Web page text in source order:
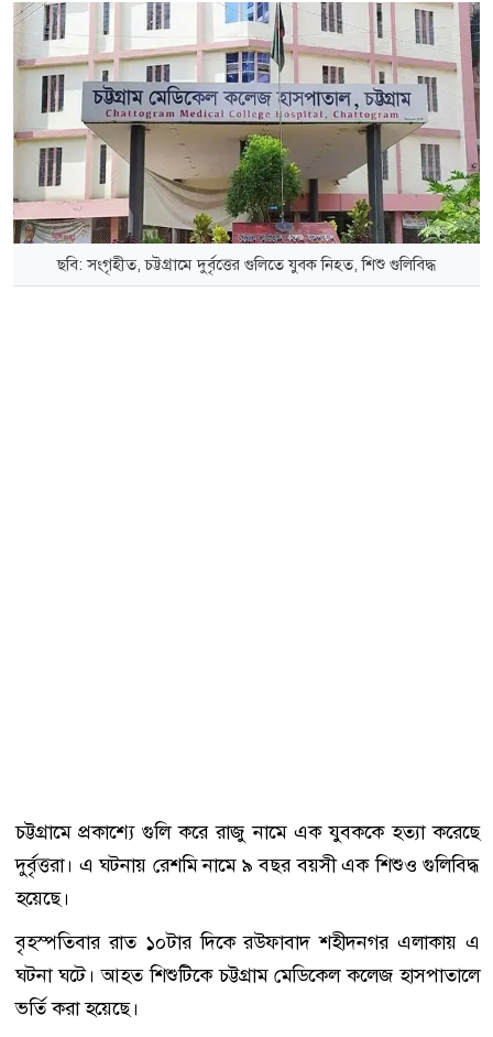
ছবি: সংগৃহীত, চট্টগ্রামে দুর্বৃত্তের গুলিতে যুবক নিহত, শিশু গুলিবিদ্ধ
চট্টগ্রামে প্রকাশ্যে গুলি করে রাজু নামে এক যুবককে হত্যা করেছে
দুর্বৃত্তরা। এ ঘটনায় রেশমি নামে ৯ বছর বয়সী এক শিশুও গুলিবিদ্ধ
হয়েছে।
বৃহস্পতিবার রাত ১০টার দিকেরউফাবাদ শহীদনগরএলাকায় এ
ঘটনা ঘটে। আহত শিশুটিকেচট্টগ্রাম মেডিকেল কলেজ হাসপাতাল
ভর্তি করা হয়েছে।